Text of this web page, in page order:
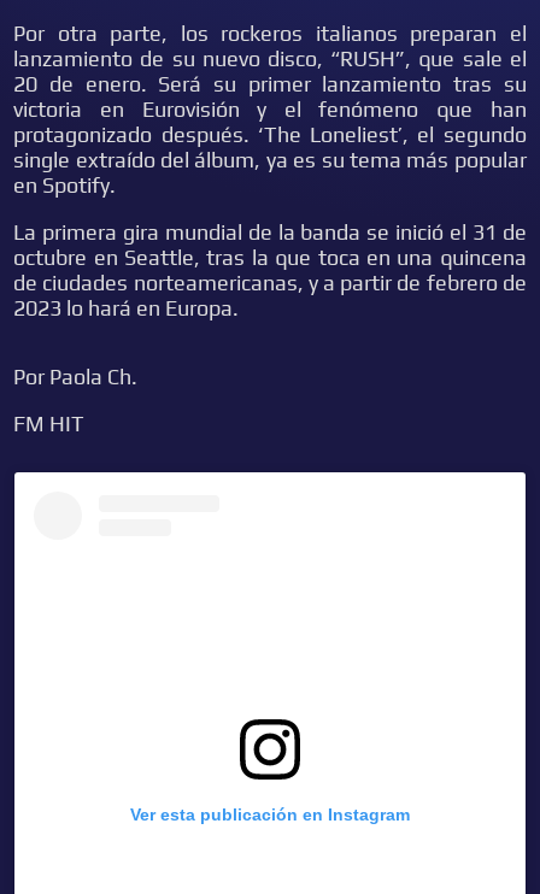
Por otra parte, los rockeros italianos preparan el
lanzamiento de su nuevo disco, “RUSH”, que sale el
20 de enero. Será su primer lanzamiento tras su
victoria en Eurovisión y el fenómeno que han
protagonizado después. ‘The Loneliest’, el segundo
single extraído del álbum, ya es su tema más popular
en Spotify.
La primera gira mundial de la banda se inició el 31 de
octubre en Seattle, tras la que toca en una quincena
de ciudades norteamericanas, y a partir de febrero de
2023 lo hará en Europa.
Por Paola Ch.
FM HIT
Ver esta publicación en Instagram